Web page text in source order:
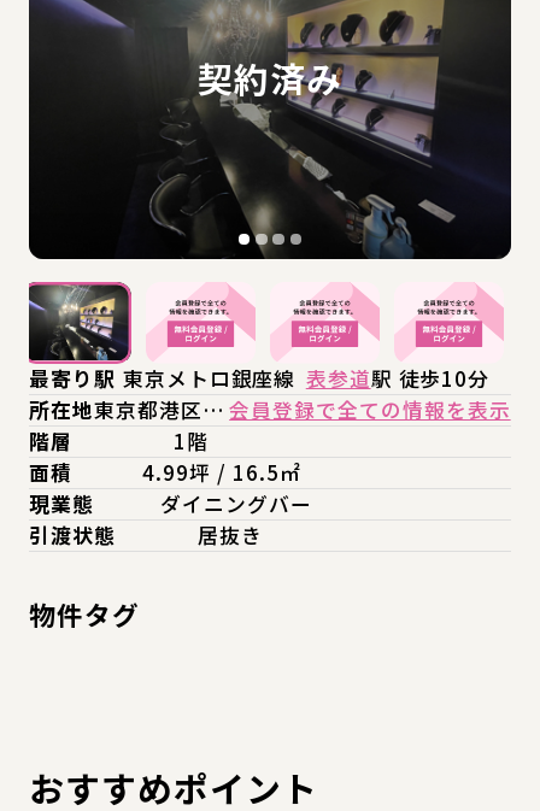
最寄り駅 東京メトロ銀座線 表参道駅 徒歩10分
所在地東京都港区… 会員登録で全ての情報を表示
階層
1階
面積
4.99坪 / 16.5㎡
現業態
ダイニングバー
引渡状態
居抜き
物件タグ
おすすめポイント